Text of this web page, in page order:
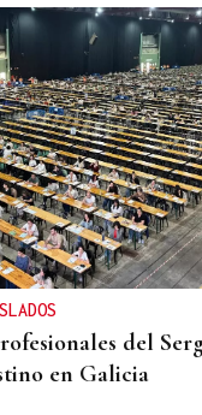
del
en Galicia